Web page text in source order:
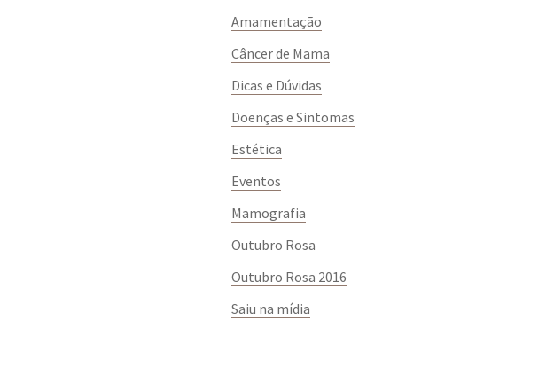
Amamentação
Câncer de Mama
Dicas e Dúvidas
Doenças e Sintomas
Estética
Eventos
Mamografia
Outubro Rosa
Outubro Rosa 2016
Saiu na mídia